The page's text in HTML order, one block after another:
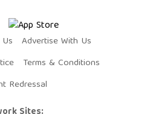
Advertise With Us
Terms & Conditions
Redressal